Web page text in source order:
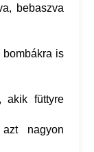
bebaszva
bombákra is
akik füttyre
nagyon